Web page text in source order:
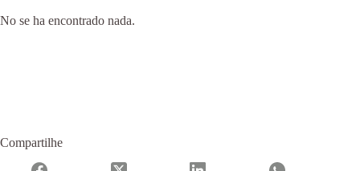
No se ha encontrado nada.
Compartilhe